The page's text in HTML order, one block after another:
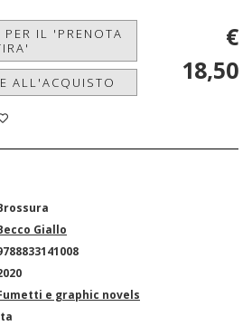
IL 'PRENOTA
ALL'ACQUISTO
€
18,50
Giallo
e graphic novels